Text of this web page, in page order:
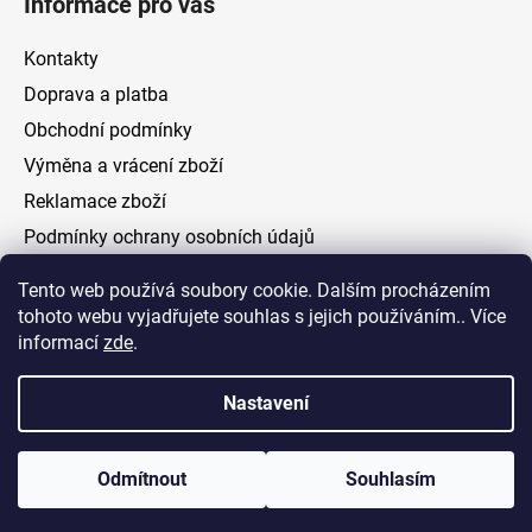
Tento web používá soubory cookie. Dalším procházením
tohoto webu vyjadřujete souhlas s jejich používáním.. Více
informací zde.
Nastavení
Odmítnout Souhlasím
Kontakty
Doprava a platba
Obchodní podmínky
Výměna a vrácení zboží
Reklamace zboží
Podmínky ochrany osobních údajů
Facebook
Vytvořil Shoptet
Copyright 2026ELOAS.cz
. Všechna práva vyhrazena.
Upravit nastavení cookies